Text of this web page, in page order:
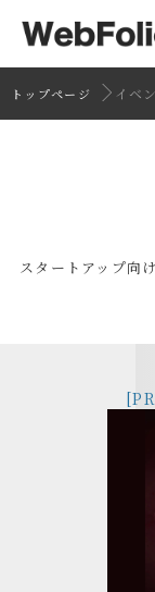
トップページ イベ
スタートアップ向